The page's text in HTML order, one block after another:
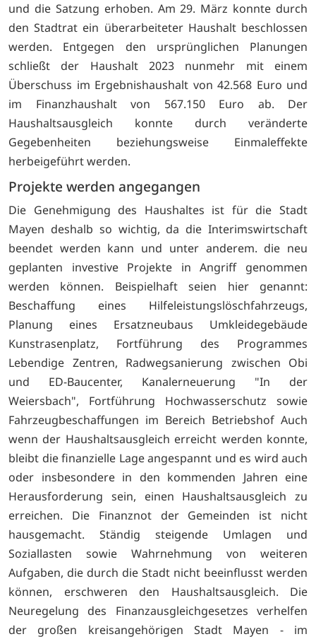
und die Satzung erhoben. Am 29. März konnte durch
den Stadtrat ein überarbeiteter Haushalt beschlossen
werden. Entgegen den ursprünglichen Planungen
schließt der Haushalt 2023 nunmehr mit einem
Überschuss im Ergebnishaushalt von 42.568 Euro und
im Finanzhaushalt von 567.150 Euro ab. Der
Haushaltsausgleich konnte durch veränderte
Gegebenheiten beziehungsweise Einmaleffekte
herbeigeführt werden.
Projekte werden angegangen
Die Genehmigung des Haushaltes ist für die Stadt
Mayen deshalb so wichtig, da die Interimswirtschaft
beendet werden kann und unter anderem. die neu
geplanten investive Projekte in Angriff genommen
werden können. Beispielhaft seien hier genannt:
Beschaffung eines Hilfeleistungslöschfahrzeugs,
Planung eines Ersatzneubaus Umkleidegebäude
Kunstrasenplatz, Fortführung des Programmes
Lebendige Zentren, Radwegsanierung zwischen Obi
und ED-Baucenter, Kanalerneuerung "In der
Weiersbach", Fortführung Hochwasserschutz sowie
Fahrzeugbeschaffungen im Bereich Betriebshof Auch
wenn der Haushaltsausgleich erreicht werden konnte,
bleibt die finanzielle Lage angespannt und es wird auch
oder insbesondere in den kommenden Jahren eine
Herausforderung sein, einen Haushaltsausgleich zu
erreichen. Die Finanznot der Gemeinden ist nicht
hausgemacht. Ständig steigende Umlagen und
Soziallasten sowie Wahrnehmung von weiteren
Aufgaben, die durch die Stadt nicht beeinflusst werden
können, erschweren den Haushaltsausgleich. Die
Neuregelung des Finanzausgleichgesetzes verhelfen
der großen kreisangehörigen Stadt Mayen - im